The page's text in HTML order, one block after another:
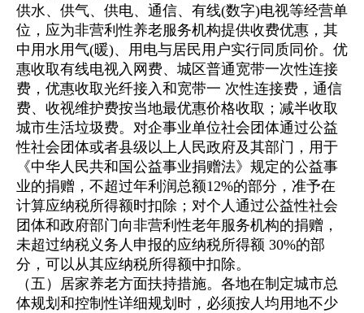
供水、供气、供电、通信、有线(数字)电视等经营单
位，应为非营利性养老服务机构提供收费优惠，其
中用水用气(暖)、用电与居民用户实行同质同价。优
惠收取有线电视入网费、城区普通宽带一次性连接
费，优惠收取光纤接入和宽带一 次性连接费，通信
费、收视维护费按当地最优惠价格收取；减半收取
城市生活垃圾费。对企事业单位社会团体通过公益
性社会团体或者县级以上人民政府及其部门，用于
《中华人民共和国公益事业捐赠法》规定的公益事
业的捐赠，不超过年利润总额12%的部分，准予在
计算应纳税所得额时扣除；对个人通过公益性社会
团体和政府部门向非营利性老年服务机构的捐赠，
未超过纳税义务人申报的应纳税所得额 30%的部
分，可以从其应纳税所得额中扣除。
（五）居家养老方面扶持措施。各地在制定城市总
体规划和控制性详细规划时，必须按人均用地不少